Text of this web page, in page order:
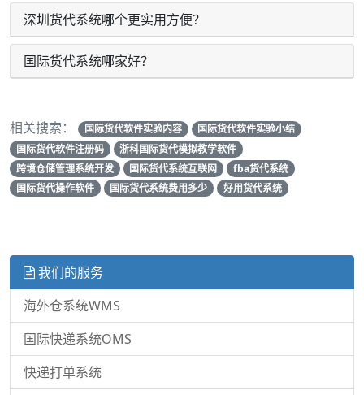
深圳货代系统哪个更实用方便？
国际货代系统哪家好？
相关搜索： 国际货代软件实验内容
国际货代软件实验小结
国际货代软件注册码
浙科国际货代模拟教学软件
跨境仓储管理系统开发
国际货代系统互联网
fba货代系统
国际货代操作软件
国际货代系统费用多少 好用货代系统
我们的服务
海外仓系统WMS
国际快递系统OMS
快递打单系统